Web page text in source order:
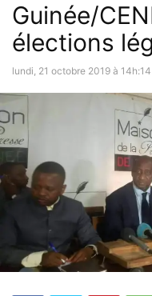
Guinée/
élections
lundi, 21 octobre 2019 à 14h:14